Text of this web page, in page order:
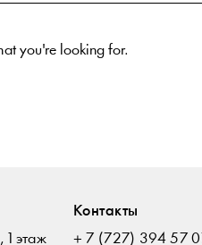
you're looking for.
этаж
Контакты
+ 7 (727) 394 57